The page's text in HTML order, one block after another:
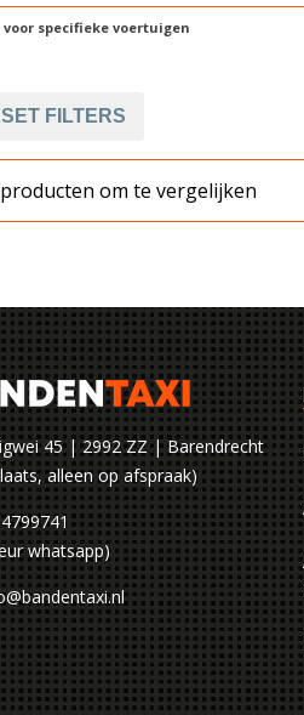
specifieke voertuigen
FILTERS
om te vergelijken
45 | 2992 ZZ | Barendrecht
alleen op afspraak)
whatsapp)